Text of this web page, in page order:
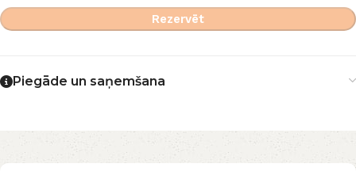
Rezervēt
Piegāde un saņemšana